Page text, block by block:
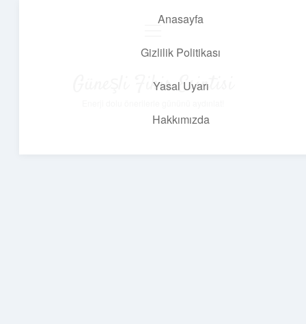
Anasayfa
Gizlilik Politikası
Yasal Uyarı
Hakkımızda
Güneşli Fikir Esintisi